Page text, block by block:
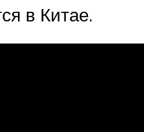
в Китае.